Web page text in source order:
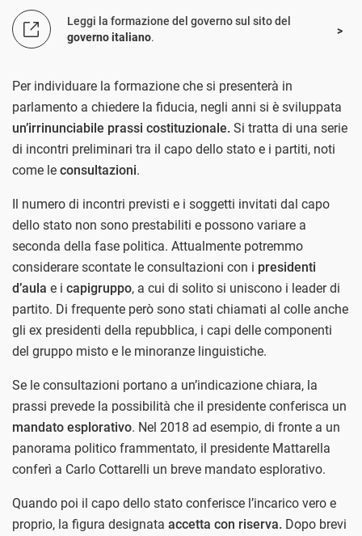
Leggi la formazione del governo sul sito del
governo italiano.
Per individuare la formazione che si presenterà in
parlamento a chiedere la fiducia, negli anni si è sviluppata
un’irrinunciabile prassi costituzionale. Si tratta di una serie
di incontri preliminari tra il capo dello stato e i partiti, noti
come le consultazioni.
Il numero di incontri previsti e i soggetti invitati dal capo
dello stato non sono prestabiliti e possono variare a
seconda della fase politica. Attualmente potremmo
considerare scontate le consultazioni con i presidenti
d’aula e i capigruppo, a cui di solito si uniscono i leader di
partito. Di frequente però sono stati chiamati al colle anche
gli ex presidenti della repubblica, i capi delle componenti
del gruppo misto e le minoranze linguistiche.
Se le consultazioni portano a un’indicazione chiara, la
prassi prevede la possibilità che il presidente conferisca un
mandato esplorativo. Nel 2018 ad esempio, di fronte a un
panorama politico frammentato, il presidente Mattarella
conferì a Carlo Cottarelli un breve mandato esplorativo.
Quando poi il capo dello stato conferisce l’incarico vero e
proprio, la figura designata accetta con riserva. Dopo brevi